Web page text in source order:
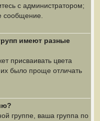
с администратором;
сообщение.
имеют разные
присваивать цвета
их было проще отличать
группе, ваша группа по